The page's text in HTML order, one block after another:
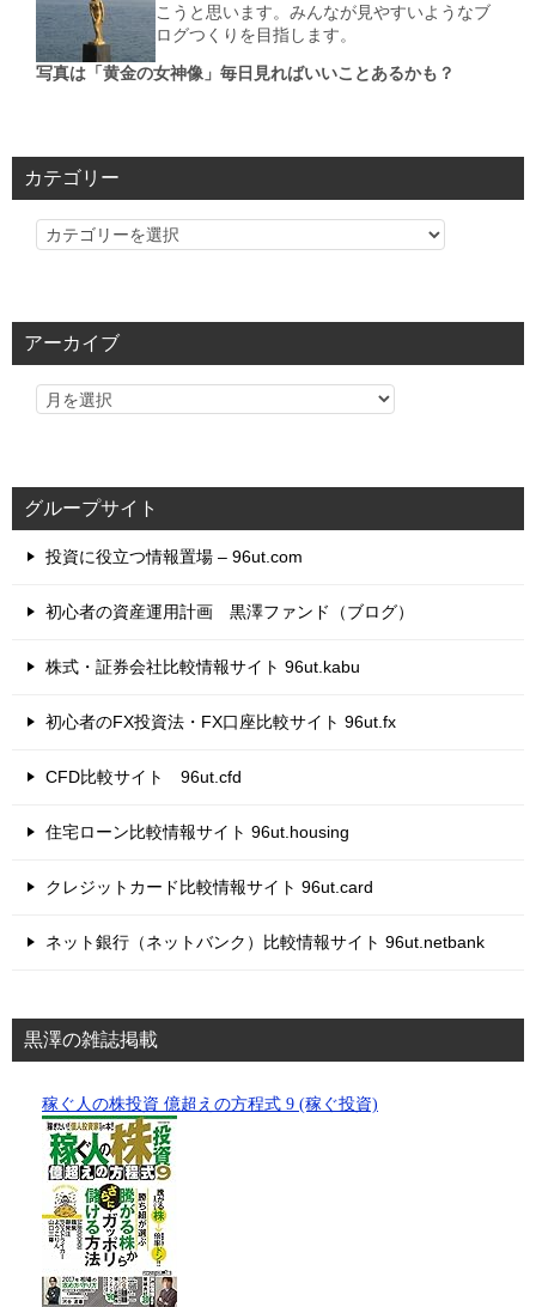
こうと思います。みんなが見やすいようなブ
ログつくりを目指します。
写真は「黄金の女神像」毎日見ればいいことあるかも？
カテゴリー
カ
リ
アーカイブ
グループサイト
投資に役立つ情報置場 – 96ut.com
初心者の資産運用計画 黒澤ファンド（ブログ）
株式・証券会社比較情報サイト 96ut.kabu
初心者のFX投資法・FX口座比較サイト 96ut.fx
CFD比較サイト 96ut.cfd
住宅ローン比較情報サイト 96ut.housing
クレジットカード比較情報サイト 96ut.card
ネット銀行（ネットバンク）比較情報サイト 96ut.netbank
黒澤の雑誌掲載
稼ぐ人の株投資 億超えの方程式 9 (稼ぐ投資)